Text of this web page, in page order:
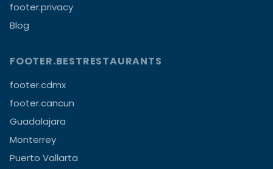
footer.privacy
Blog
FOOTER.BESTRESTAURANTS
footer.cdmx
footer.cancun
Guadalajara
Monterrey
Puerto Vallarta